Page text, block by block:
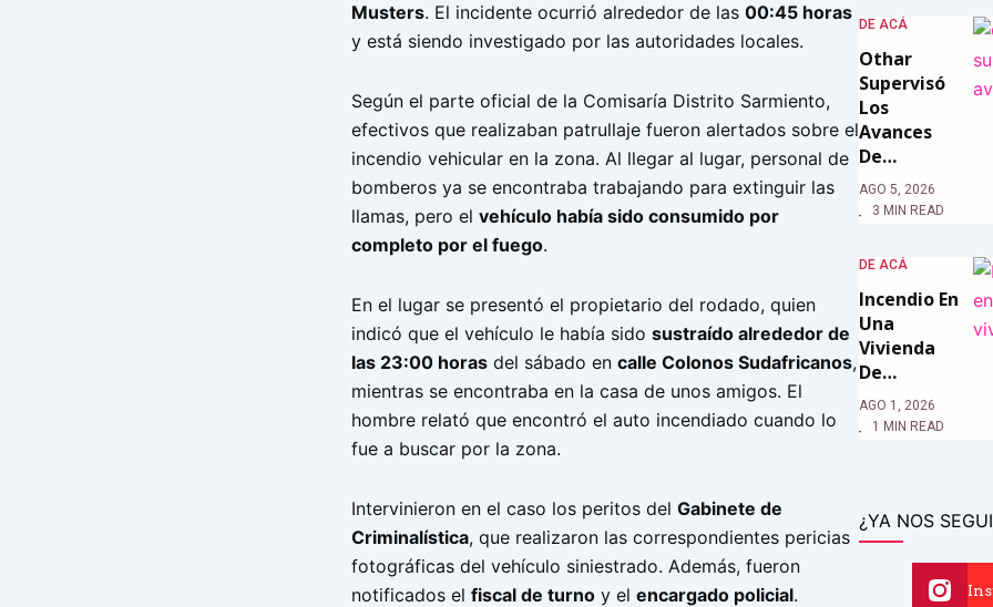
Musters. El incidente ocurrió alrededor de las 00:45 horas
y está siendo investigado por las autoridades locales.
Según el parte oficial de la Comisaría Distrito Sarmiento,
efectivos que realizaban patrullaje fueron alertados sobre el
incendio vehicular en la zona. Al llegar al lugar, personal de
bomberos ya se encontraba trabajando para extinguir las
llamas, pero el vehículo había sido consumido por
completo por el fuego.
En el lugar se presentó el propietario del rodado, quien
indicó que el vehículo le había sido sustraído alrededor de
las 23:00 horas del sábado en calle Colonos Sudafricanos,
mientras se encontraba en la casa de unos amigos. El
hombre relató que encontró el auto incendiado cuando lo
fue a buscar por la zona.
Intervinieron en el caso los peritos del Gabinete de
Criminalística, que realizaron las correspondientes pericias
fotográficas del vehículo siniestrado. Además, fueron
notificados el fiscal de turno y el encargado policial.
DE ACÁ
Othar
Supervisó
Los
Avances
De…
AGO 5, 2026
3 MIN READ
DE ACÁ
Incendio En
Una
Vivienda
De…
AGO 1, 2026
1 MIN READ
¿YA NOS